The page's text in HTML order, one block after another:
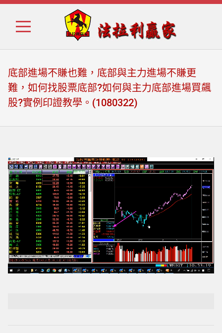
Skip
Skip
底部進場不賺也難，底部與主力進場不賺更
難，如何找股票底部?如何與主力底部進場買飆
股?實例印證教學。(1080322)
Loaded:
100.00%
Playback Rate
Unmute